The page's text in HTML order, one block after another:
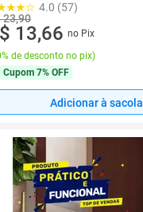
4.0 (57)
23,90
13,66 no Pix
de desconto no pix)
Cupom 7% OFF
Adicionar à sacola